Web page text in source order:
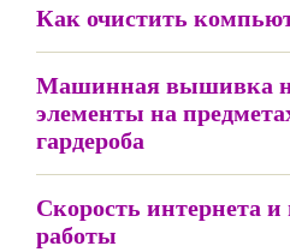
Как очистить
Машинная вышивка
элементы на
гардероба
Скорость интернета
работы